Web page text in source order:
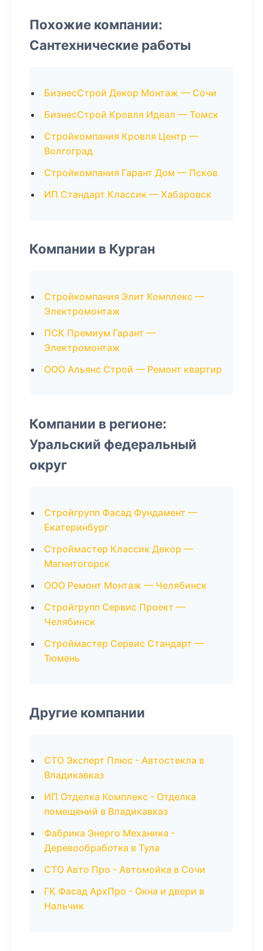
Похожие компании:
Сантехнические работы
БизнесСтрой Декор Монтаж — Сочи
БизнесСтрой Кровля Идеал — Томск
Стройкомпания Кровля Центр —
Волгоград
Стройкомпания Гарант Дом — Псков
ИП Стандарт Классик — Хабаровск
Компании в Курган
Стройкомпания Элит Комплекс —
Электромонтаж
ПСК Премиум Гарант —
Электромонтаж
ООО Альянс Строй — Ремонт квартир
Компании в регионе:
Уральский федеральный
округ
Стройгрупп Фасад Фундамент —
Екатеринбург
Строймастер Классик Декор —
Магнитогорск
ООО Ремонт Монтаж — Челябинск
Стройгрупп Сервис Проект —
Челябинск
Строймастер Сервис Стандарт —
Тюмень
Другие компании
СТО Эксперт Плюс - Автостекла в
Владикавказ
ИП Отделка Комплекс - Отделка
помещений в Владикавказ
Фабрика Энерго Механика -
Деревообработка в Тула
СТО Авто Про - Автомойка в Сочи
ГК Фасад АрхПро - Окна и двери в
Нальчик